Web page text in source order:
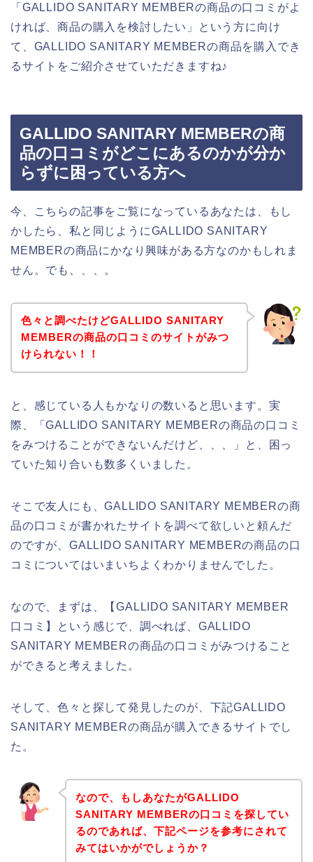
「GALLIDO SANITARY MEMBERの商品の口コミがよ
ければ、商品の購入を検討したい」という方に向け
て、GALLIDO SANITARY MEMBERの商品を購入でき
るサイトをご紹介させていただきますね♪
GALLIDO SANITARY MEMBERの商
品の口コミがどこにあるのかが分か
らずに困っている方へ
今、こちらの記事をご覧になっているあなたは、もし
かしたら、私と同じようにGALLIDO SANITARY
MEMBERの商品にかなり興味がある方なのかもしれま
せん。でも、、、。
色々と調べたけどGALLIDO SANITARY
MEMBERの商品の口コミのサイトがみつ
けられない！！
と、感じている人もかなりの数いると思います。実
際、「GALLIDO SANITARY MEMBERの商品の口コミ
をみつけることができないんだけど、、、」と、困っ
ていた知り合いも数多くいました。
そこで友人にも、GALLIDO SANITARY MEMBERの商
品の口コミが書かれたサイトを調べて欲しいと頼んだ
のですが、GALLIDO SANITARY MEMBERの商品の口
コミについてはいまいちよくわかりませんでした。
なので、まずは、【GALLIDO SANITARY MEMBER
口コミ】という感じで、調べれば、GALLIDO
SANITARY MEMBERの商品の口コミがみつけること
ができると考えました。
そして、色々と探して発見したのが、下記GALLIDO
SANITARY MEMBERの商品が購入できるサイトでし
た。
なので、もしあなたがGALLIDO
SANITARY MEMBERの口コミを探してい
るのであれば、下記ページを参考にされて
みてはいかがでしょうか？